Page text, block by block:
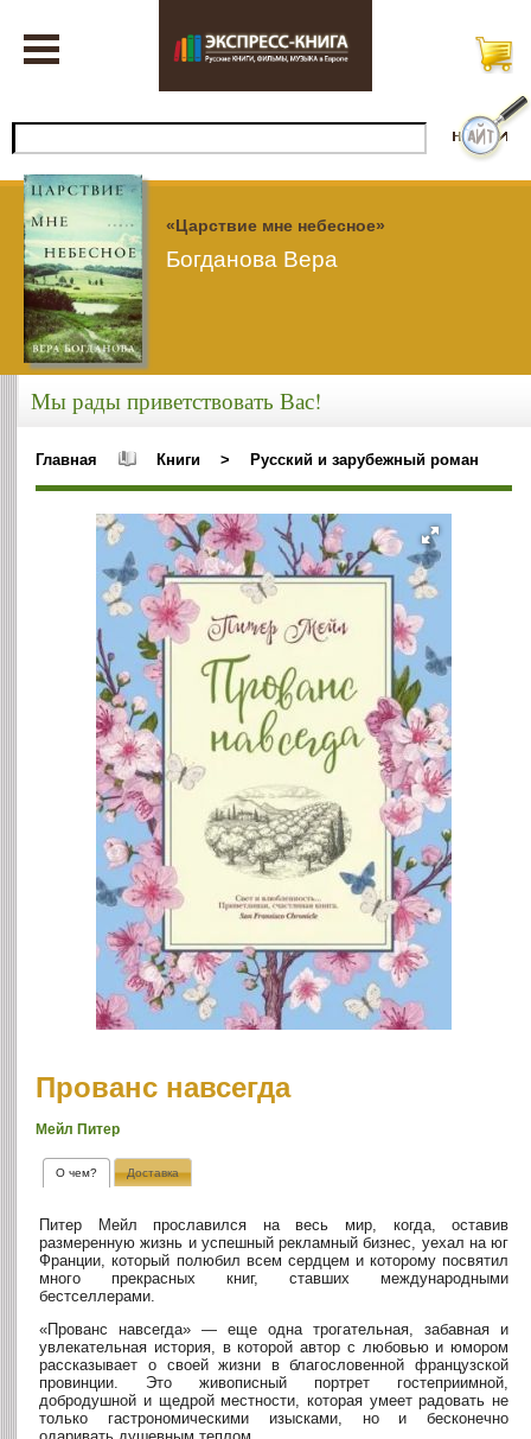
«Царствие мне небесное»
Богданова Вера
Мы рады приветствовать Вас!
Главная Книги > Русский и зарубежный роман
Прованс навсегда
Мейл Питер
О чем? Доставка
Питер Мейл прославился на весь мир, когда, оставив
размеренную жизнь и успешный рекламный бизнес, уехал на юг
Франции, который полюбил всем сердцем и которому посвятил
много прекрасных книг, ставших международными
бестселлерами.
«Прованс навсегда» — еще одна трогательная, забавная и
увлекательная история, в которой автор с любовью и юмором
рассказывает о своей жизни в благословенной французской
провинции. Это живописный портрет гостеприимной,
добродушной и щедрой местности, которая умеет радовать не
только гастрономическими изысками, но и бесконечно